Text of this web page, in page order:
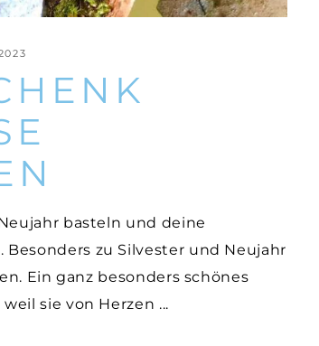
U
basteln und deine
zu Silvester und Neujahr
Ein ganz besonders schönes
sie von Herzen